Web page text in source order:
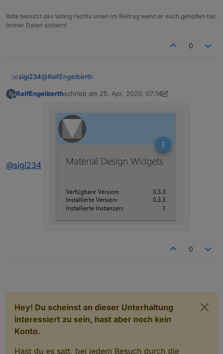
Bitte benutzt das Voting rechts unten im Beitrag wenn er euch geholfen hat.
Immer Daten sichern!
0
sigi234@RalfEngelberth
Welche Version von Material Design Widgets hast du?
R
Offline
RalfEngelberthschrieb am 25. Apr. 2020, 07:14
zuletzt editiert von Negalein
@sigi234
0
Hey! Du scheinst an dieser Unterhaltung
interessiert zu sein, hast aber noch kein
Konto.
Hast du es satt, bei jedem Besuch durch die